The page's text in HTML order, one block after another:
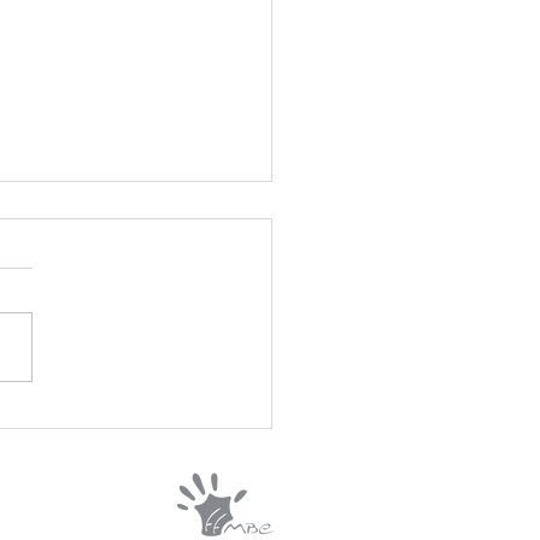
www.airbnb.fr/services/7156262